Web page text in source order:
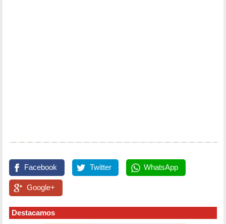
Facebook Twitter WhatsApp
Google+
Destacamos